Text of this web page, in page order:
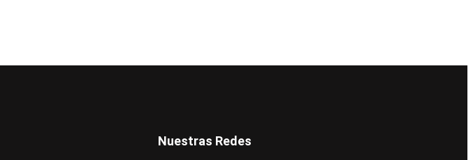
Nuestras Redes